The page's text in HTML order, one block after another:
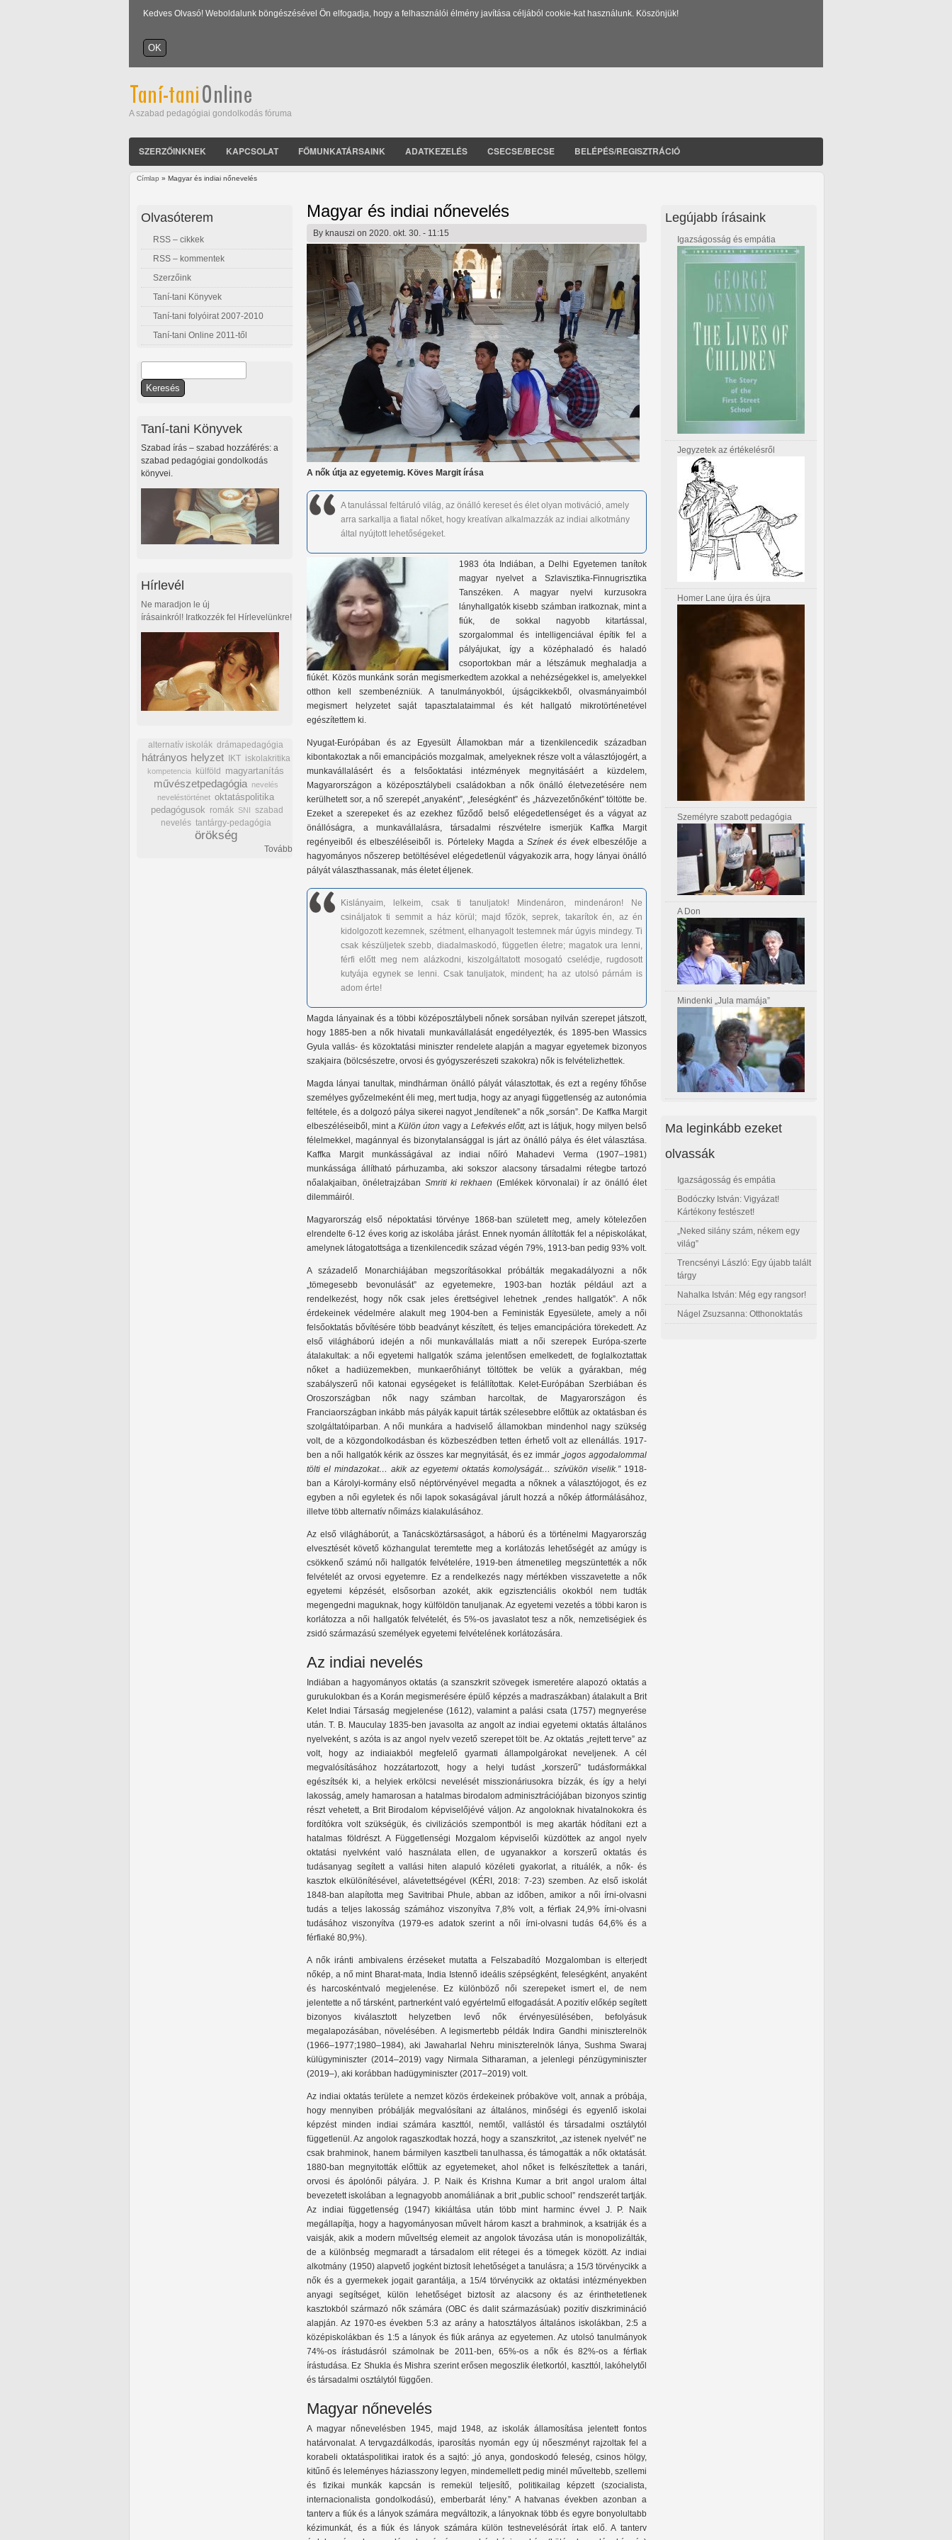
Kedves Olvasó! Weboldalunk böngészésével Ön elfogadja, hogy a felhasználói élmény javítása céljából cookie-kat használunk. Köszönjük!
A szabad pedagógiai gondolkodás fóruma
SZERZŐINKNEK KAPCSOLAT FŐMUNKATÁRSAINK ADATKEZELÉS CSECSE/BECSE BELÉPÉS/REGISZTRÁCIÓ
Címlap » Magyar és indiai nőnevelés
Magyar és indiai nőnevelés
By knauszi on 2020. okt. 30. - 11:15
A nők útja az egyetemig. Köves Margit írása
A tanulással feltáruló világ, az önálló kereset és élet olyan motiváció, amely
arra sarkallja a fiatal nőket, hogy kreatívan alkalmazzák az indiai alkotmány
által nyújtott lehetőségeket.
1983 óta Indiában, a Delhi Egyetemen tanítok
magyar nyelvet a Szlavisztika-Finnugrisztika
Tanszéken. A magyar nyelvi kurzusokra
lányhallgatók kisebb számban iratkoznak, mint a
fiúk, de sokkal nagyobb kitartással,
szorgalommal és intelligenciával építik fel a
pályájukat, így a középhaladó és haladó
csoportokban már a létszámuk meghaladja a
fiúkét. Közös munkánk során megismerkedtem azokkal a nehézségekkel is, amelyekkel
otthon kell szembenézniük. A tanulmányokból, újságcikkekből, olvasmányaimból
megismert helyzetet saját tapasztalataimmal és két hallgató mikrotörténetével
egészítettem ki.
Nyugat-Európában és az Egyesült Államokban már a tizenkilencedik században
kibontakoztak a női emancipációs mozgalmak, amelyeknek része volt a választójogért, a
munkavállalásért és a felsőoktatási intézmények megnyitásáért a küzdelem,
Magyarországon a középosztálybeli családokban a nők önálló életvezetésére nem
kerülhetett sor, a nő szerepét „anyaként”, „feleségként” és „házvezetőnőként” töltötte be.
Ezeket a szerepeket és az ezekhez fűződő belső elégedetlenséget és a vágyat az
önállóságra, a munkavállalásra, társadalmi részvételre ismerjük Kaffka Margit
regényeiből és elbeszéléseiből is. Pórteleky Magda aSzínek és évekelbeszélője a
hagyományos nőszerep betöltésével elégedetlenül vágyakozik arra, hogy lányai önálló
pályát választhassanak, más életet éljenek.
Kislányaim, lelkeim, csak ti tanuljatok! Mindenáron, mindenáron! Ne
csináljatok ti semmit a ház körül; majd főzök, seprek, takarítok én, az én
kidolgozott kezemnek, szétment, elhanyagolt testemnek már úgyis mindegy. Ti
csak készüljetek szebb, diadalmaskodó, független életre; magatok ura lenni,
férfi előtt meg nem alázkodni, kiszolgáltatott mosogató cselédje, rugdosott
kutyája egynek se lenni. Csak tanuljatok, mindent; ha az utolsó párnám is
adom érte!
Magda lányainak és a többi középosztálybeli nőnek sorsában nyilván szerepet játszott,
hogy 1885-ben a nők hivatali munkavállalását engedélyezték, és 1895-ben Wlassics
Gyula vallás- és közoktatási miniszter rendelete alapján a magyar egyetemek bizonyos
szakjaira (bölcsészetre, orvosi és gyógyszerészeti szakokra) nők is felvételizhettek.
Magda lányai tanultak, mindhárman önálló pályát választottak, és ezt a regény főhőse
személyes győzelmeként éli meg, mert tudja, hogy az anyagi függetlenség az autonómia
feltétele, és a dolgozó pálya sikerei nagyot „lendítenek” a nők „sorsán”. De Kaffka Margit
elbeszéléseiből, mint aKülön úton vagy a Lefekvés előtt, azt is látjuk, hogy milyen belső
félelmekkel, magánnyal és bizonytalansággal is járt az önálló pálya és élet választása.
Kaffka Margit munkásságával az indiai nőíró Mahadevi Verma (1907–1981)
munkássága állítható párhuzamba, aki sokszor alacsony társadalmi rétegbe tartozó
nőalakjaiban, önéletrajzában Smriti ki rekhaen (Emlékek körvonalai) ír az önálló élet
dilemmáiról.
Magyarország első népoktatási törvénye 1868-ban született meg, amely kötelezően
elrendelte 6-12 éves korig az iskolába járást. Ennek nyomán állították fel a népiskolákat,
amelynek látogatottsága a tizenkilencedik század végén 79%, 1913-ban pedig 93% volt.
A századelő Monarchiájában megszorításokkal próbálták megakadályozni a nők
„tömegesebb bevonulását” az egyetemekre, 1903-ban hozták például azt a
rendelkezést, hogy nők csak jeles érettségivel lehetnek „rendes hallgatók”. A nők
érdekeinek védelmére alakult meg 1904-ben a Feministák Egyesülete, amely a női
felsőoktatás bővítésére több beadványt készített, és teljes emancipációra törekedett. Az
első világháború idején a női munkavállalás miatt a női szerepek Európa-szerte
átalakultak: a női egyetemi hallgatók száma jelentősen emelkedett, de foglalkoztattak
nőket a hadiüzemekben, munkaerőhiányt töltöttek be velük a gyárakban, még
szabályszerű női katonai egységeket is felállítottak. Kelet-Európában Szerbiában és
Oroszországban nők nagy számban harcoltak, de Magyarországon és
Franciaországban inkább más pályák kapuit tárták szélesebbre előttük az oktatásban és
szolgáltatóiparban. A női munkára a hadviselő államokban mindenhol nagy szükség
volt, de a közgondolkodásban és közbeszédben tetten érhető volt az ellenállás. 1917-
ben a női hallgatók kérik az összes kar megnyitását, és ez immár„jogos aggodalommal
tölti el mindazokat… akik az egyetemi oktatás komolyságát… szívükön viselik.”1918-
ban a Károlyi-kormány első néptörvényével megadta a nőknek a választójogot, és ez
egyben a női egyletek és női lapok sokaságával járult hozzá a nőkép átformálásához,
illetve több alternatív nőimázs kialakulásához.
Az első világháborút, a Tanácsköztársaságot, a háború és a történelmi Magyarország
elvesztését követő közhangulat teremtette meg a korlátozás lehetőségét az amúgy is
csökkenő számú női hallgatók felvételére, 1919-ben átmenetileg megszüntették a nők
felvételét az orvosi egyetemre. Ez a rendelkezés nagy mértékben visszavetette a nők
egyetemi képzését, elsősorban azokét, akik egzisztenciális okokból nem tudták
megengedni maguknak, hogy külföldön tanuljanak. Az egyetemi vezetés a többi karon is
korlátozza a női hallgatók felvételét, és 5%-os javaslatot tesz a nők, nemzetiségiek és
zsidó származású személyek egyetemi felvételének korlátozására.
Az indiai nevelés
Indiában a hagyományos oktatás (a szanszkrit szövegek ismeretére alapozó oktatás a
gurukulokban és a Korán megismerésére épülő képzés a madraszákban) átalakult a Brit
Kelet Indiai Társaság megjelenése (1612), valamint a palási csata (1757) megnyerése
után. T. B. Mauculay 1835-ben javasolta az angolt az indiai egyetemi oktatás általános
nyelveként, s azóta is az angol nyelv vezető szerepet tölt be. Az oktatás „rejtett terve” az
volt, hogy az indiaiakból megfelelő gyarmati állampolgárokat neveljenek. A cél
megvalósításához hozzátartozott, hogy a helyi tudást „korszerű” tudásformákkal
egészítsék ki, a helyiek erkölcsi nevelését misszionáriusokra bízzák, és így a helyi
lakosság, amely hamarosan a hatalmas birodalom adminisztrációjában bizonyos szintig
részt vehetett, a Brit Birodalom képviselőjévé váljon. Az angoloknak hivatalnokokra és
fordítókra volt szükségük, és civilizációs szempontból is meg akarták hódítani ezt a
hatalmas földrészt. A Függetlenségi Mozgalom képviselői küzdöttek az angol nyelv
oktatási nyelvként való használata ellen, de ugyanakkor a korszerű oktatás és
tudásanyag segített a vallási hiten alapuló közéleti gyakorlat, a rituálék, a nők- és
kasztok elkülönítésével, alávetettségével (KÉRI, 2018: 7-23) szemben. Az első iskolát
1848-ban alapította meg Savitribai Phule, abban az időben, amikor a női írni-olvasni
tudás a teljes lakosság számához viszonyítva 7,8% volt, a férfiak 24,9% írni-olvasni
tudásához viszonyítva (1979-es adatok szerint a női írni-olvasni tudás 64,6% és a
férfiaké 80,9%).
A nők iránti ambivalens érzéseket mutatta a Felszabadító Mozgalomban is elterjedt
nőkép, a nő mint Bharat-mata, India Istennő ideális szépségként, feleségként, anyaként
és harcoskéntvaló megjelenése. Ez különböző női szerepeket ismert el, de nem
jelentette a nő társként, partnerként való egyértelmű elfogadását. A pozitív előkép segített
bizonyos kiválasztott helyzetben levő nők érvényesülésében, befolyásuk
megalapozásában, növelésében. A legismertebb példák Indira Gandhi miniszterelnök
(1966–1977;1980–1984), aki Jawaharlal Nehru miniszterelnök lánya, Sushma Swaraj
külügyminiszter (2014–2019) vagy Nirmala Sitharaman, a jelenlegi pénzügyminiszter
(2019–), aki korábban hadügyminiszter (2017–2019) volt.
Az indiai oktatás területe a nemzet közös érdekeinek próbaköve volt, annak a próbája,
hogy mennyiben próbálják megvalósítani az általános, minőségi és egyenlő iskolai
képzést minden indiai számára kaszttól, nemtől, vallástól és társadalmi osztálytól
függetlenül. Az angolok ragaszkodtak hozzá, hogy a szanszkritot, „az istenek nyelvét” ne
csak brahminok, hanem bármilyen kasztbeli tanulhassa, és támogatták a nők oktatását.
1880-ban megnyitották előttük az egyetemeket, ahol nőket is felkészítettek a tanári,
orvosi és ápolónői pályára. J. P. Naik és Krishna Kumar a brit angol uralom által
bevezetett iskolában a legnagyobb anomáliának a brit „public school” rendszerét tartják.
Az indiai függetlenség (1947) kikiáltása után több mint harminc évvel J. P. Naik
megállapítja, hogy a hagyományosan művelt három kaszt a brahminok, a ksatriják és a
vaisják, akik a modern műveltség elemeit az angolok távozása után is monopolizálták,
de a különbség megmaradt a társadalom elit rétegei és a tömegek között. Az indiai
alkotmány (1950) alapvető jogként biztosít lehetőséget a tanulásra; a 15/3 törvénycikk a
nők és a gyermekek jogait garantálja, a 15/4 törvénycikk az oktatási intézményekben
anyagi segítséget, külön lehetőséget biztosít az alacsony és az érinthetetlenek
kasztokból származó nők számára (OBC és dalit származásúak) pozitív diszkrimináció
alapján. Az 1970-es években 5:3 az arány a hatosztályos általános iskolákban, 2:5 a
középiskolákban és 1:5 a lányok és fiúk aránya az egyetemen. Az utolsó tanulmányok
74%-os írástudásról számolnak be 2011-ben, 65%-os a nők és 82%-os a férfiak
írástudása. Ez Shukla és Mishra szerint erősen megoszlik életkortól, kaszttól, lakóhelytől
és társadalmi osztálytól függően.
Magyar nőnevelés
A magyar nőnevelésben 1945, majd 1948, az iskolák államosítása jelentett fontos
határvonalat. A tervgazdálkodás, iparosítás nyomán egy új nőeszményt rajzoltak fel a
korabeli oktatáspolitikai iratok és a sajtó: „jó anya, gondoskodó feleség, csinos hölgy,
kitűnő és leleményes háziasszony legyen, mindemellett pedig minél műveltebb, szellemi
és fizikai munkák kapcsán is remekül teljesítő, politikailag képzett (szocialista,
internacionalista gondolkodású), emberbarát lény.” A hatvanas években azonban a
tanterv a fiúk és a lányok számára megváltozik, a lányoknak több és egyre bonyolultabb
kézimunkát, és a fiúk és lányok számára külön testnevelésórát írtak elő. A tanterv
Olvasóterem
RSS – cikkek
RSS – kommentek
Szerzőink
Taní-tani Könyvek
Taní-tani folyóirat 2007-2010
Taní-tani Online 2011-től
Keresés űrlap
Taní-tani Könyvek
Szabad írás – szabad hozzáférés: a
szabad pedagógiai gondolkodás
könyvei.
Hírlevél
Ne maradjon le új
írásainkról! Iratkozzék fel Hírlevelünkre!
alternatív iskolák drámapedagógia
hátrányos helyzet IKT iskolakritika
kompetencia külföld magyartanítás
művészetpedagógia
nevelés
neveléstörténet oktatáspolitika
pedagógusok romák SNI szabad
nevelés tantárgy-pedagógia
örökség
Tovább
Legújabb írásaink
Igazságosság és empátia
Jegyzetek az értékelésről
Homer Lane újra és újra
Személyre szabott pedagógia
A Don
Mindenki „Jula mamája”
Ma leginkább ezeket
olvassák
Igazságosság és empátia
Bodóczky István: Vigyázat!
Kártékony festészet!
„Neked silány szám, nékem egy
világ”
Trencsényi László: Egy újabb talált
tárgy
Nahalka István: Még egy rangsor!
Nágel Zsuzsanna: Otthonoktatás